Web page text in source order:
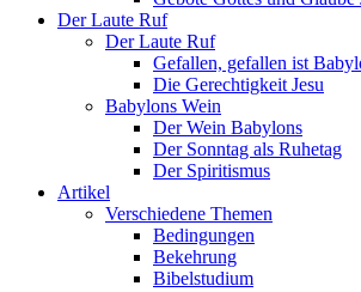
Der Laute Ruf
Der Laute Ruf
Gefallen, gefallen ist
Die Gerechtigkeit Jesu
Babylons Wein
Der Wein Babylons
Der Sonntag als Ruhetag
Der Spiritismus
Artikel
Verschiedene Themen
Bedingungen
Bekehrung
Bibelstudium